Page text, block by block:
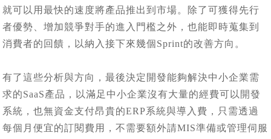
就可以用最快的速度將產品推出到市場。除了可獲得先行
者優勢、增加競爭對手的進入門檻之外，也能即時蒐集到
消費者的回饋，以納入接下來幾個Sprint的改善方向。
有了這些分析與方向，最後決定開發能夠解決中小企業需
求的SaaS產品，以滿足中小企業沒有大量的經費可以開發
系統，也無資金支付昂貴的ERP系統與導入費，只需透過
每個月便宜的訂閱費用，不需要額外請MIS準備或管理伺服